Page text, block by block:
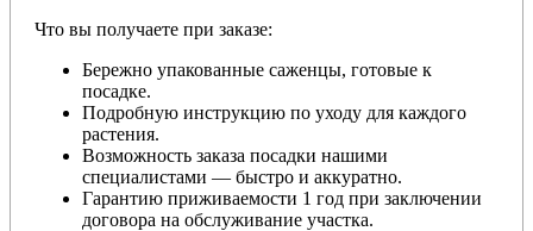
Что вы получаете при заказе:
Бережно упакованные саженцы, готовые к
посадке.
Подробную инструкцию по уходу для каждого
растения.
Возможность заказа посадки нашими
специалистами — быстро и аккуратно.
Гарантию приживаемости 1 год при заключении
договора на обслуживание участка.